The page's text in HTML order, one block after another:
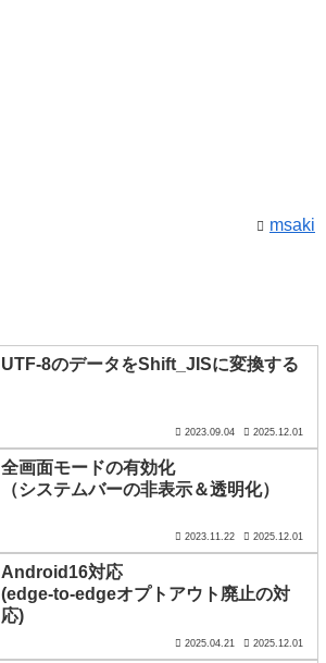
msaki
UTF-8のデータをShift_JISに変換する
2023.09.04 2025.12.01
全画面モードの有効化
（システムバーの非表示＆透明化）
2023.11.22 2025.12.01
Android16対応
(edge-to-edgeオプトアウト廃止の対
応)
2025.04.21 2025.12.01